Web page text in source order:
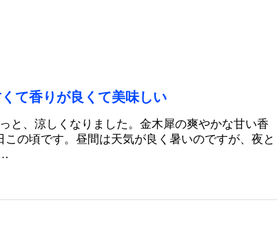
て香りが良くて美味しい
と、涼しくなりました。金木犀の爽やかな甘い香
の頃です。昼間は天気が良く暑いのですが、夜と